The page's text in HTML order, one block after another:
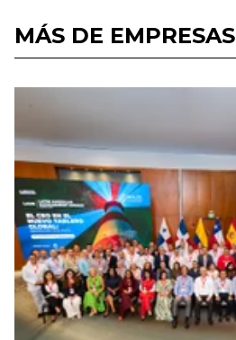
MÁS DE EMPRESAS